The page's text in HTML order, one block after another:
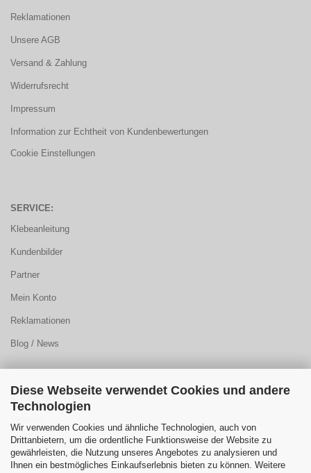
Diese Webseite verwendet Cookies und andere
Technologien
Wir verwenden Cookies und ähnliche Technologien, auch von
Drittanbietern, um die ordentliche Funktionsweise der Website zu
gewährleisten, die Nutzung unseres Angebotes zu analysieren und
Ihnen ein bestmögliches Einkaufserlebnis bieten zu können. Weitere
Reklamationen
Unsere AGB
Versand & Zahlung
Widerrufsrecht
Impressum
Information zur Echtheit von Kundenbewertungen
Cookie Einstellungen
SERVICE:
Klebeanleitung
Kundenbilder
Partner
Mein Konto
Reklamationen
Blog / News
FAQ
Farbauswahl